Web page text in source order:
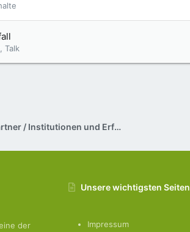
Talk
Ansprechpartner / Institutionen und Erfahrungsberichte
der
Unsere wichtigsten Seiten
Impressum